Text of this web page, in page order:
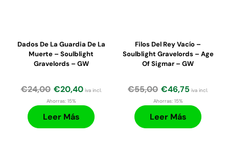
Dados De La Guardia De La
Muerte – Soulblight
Gravelords – GW
€24,00 €20,40 iva incl.
Ahorras:15%
Leer Más
Filos Del Rey Vacío –
Soulblight Gravelords – Age
Of Sigmar – GW
€55,00 €46,75 iva incl.
Ahorras:15%
Leer Más